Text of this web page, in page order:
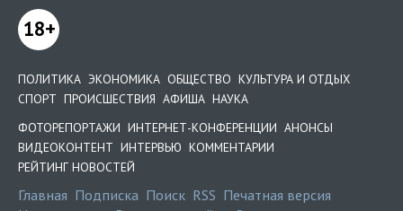
18+
ПОЛИТИКА ЭКОНОМИКА ОБЩЕСТВО КУЛЬТУРА И ОТДЫХ
СПОРТ ПРОИСШЕСТВИЯ АФИША НАУКА
ФОТОРЕПОРТАЖИ ИНТЕРНЕТ-КОНФЕРЕНЦИИ АНОНСЫ
ВИДЕОКОНТЕНТ ИНТЕРВЬЮ КОММЕНТАРИИ
РЕЙТИНГ НОВОСТЕЙ
Главная Подписка Поиск RSS Печатная версия